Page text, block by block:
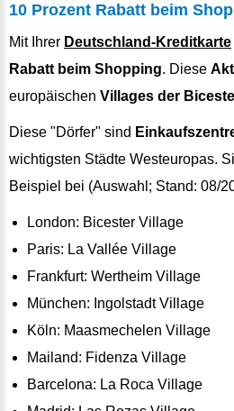
10 Prozent Rabatt beim
Mit Ihrer Deutschland-Kreditkarte
Rabatt beim Shopping. Diese
europäischen Villages der
Diese "Dörfer" sind
wichtigsten Städte Westeuropas.
Beispiel bei (Auswahl; Stand: 08/
London: Bicester Village
Paris: La Vallée Village
Frankfurt: Wertheim Village
München: Ingolstadt Village
Köln: Maasmechelen Village
Mailand: Fidenza Village
Barcelona: La Roca Village